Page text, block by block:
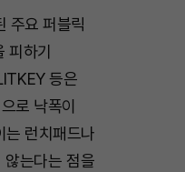
e
주요 퍼블릭
하기
등은
로 낙폭이
는 런치패드나
않는다는 점을